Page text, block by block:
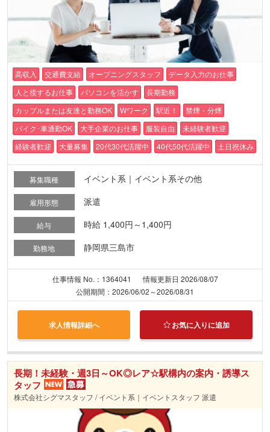
高収入 交通費支給 オープニングスタッフ
データ入力のお仕事
人と接するお仕事
パソコンを活かす
長期勤務
カップルまたは友達と勤務OK
Wワーク 駅近！
禁煙・分煙
バイク･車通勤OK
大手企業のお仕事 服装自由
未経験者歓迎
経験者歓迎
大量募集 20代30代活躍中 40代50代活躍中 土日祝休み
募集職種 イベント系｜イベント系その他
雇用形態 派遣
給与 時給 1,400円～1,400円
勤務地 静岡県三島市
仕事情報 No.：1364041
情報更新日 2026/08/07
公開期間：2026/06/02～2026/08/31
求人情報詳細へ お気に入りに追加
長期！未経験・週3日～OK◎レア☆駅構内の案内・誘導ス
タッフ
株式会社シグマスタッフ / イベント系｜イベントスタッフ 派遣